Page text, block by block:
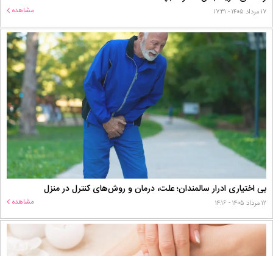
۱۷ مرداد ۱۴۰۵ - ۱۷:۳۱ مشاهده
بی اختیاری ادرار سالمندان؛ علت، درمان و روش‌های کنترل در منزل
۱۲ مرداد ۱۴۰۵ - ۱۴:۱۶ مشاهده